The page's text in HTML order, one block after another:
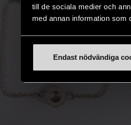
till de sociala medier och
med annan information som
Endast nödvändiga